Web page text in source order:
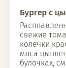
Бургер с
свежие
колечки
мяса
булочках,